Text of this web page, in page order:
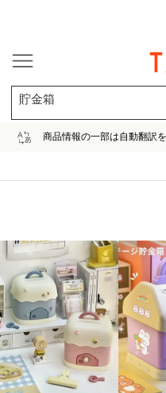
貯金箱
商品情報の一部は自動翻訳